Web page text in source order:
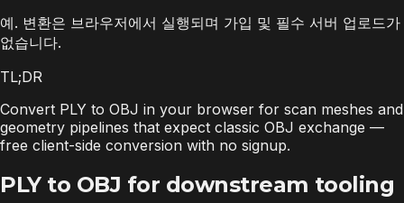
예. 변환은 브라우저에서 실행되며 가입 및 필수 서버 업로드가
없습니다.
TL;DR
Convert PLY to OBJ in your browser for scan meshes and
geometry pipelines that expect classic OBJ exchange —
free client-side conversion with no signup.
PLY to OBJ for downstream tooling